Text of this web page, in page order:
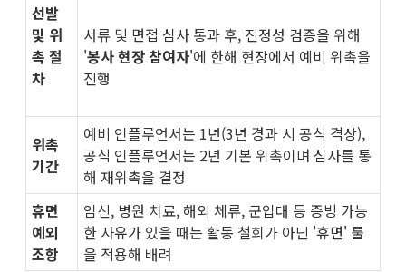
선발
및 위
촉 절
차
서류 및 면접 심사 통과 후, 진정성 검증을 위해
'봉사 현장 참여자'에 한해 현장에서 예비 위촉을
진행
위촉
기간
예비 인플루언서는 1년(3년 경과 시 공식 격상),
공식 인플루언서는 2년 기본 위촉이며 심사를 통
해 재위촉을 결정
휴면
예외
조항
임신, 병원 치료, 해외 체류, 군입대 등 증빙 가능
한 사유가 있을 때는 활동 철회가 아닌 '휴면' 룰
을 적용해 배려